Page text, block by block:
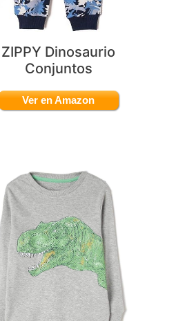
ZIPPY Dinosaurio
Conjuntos
Ver en Amazon